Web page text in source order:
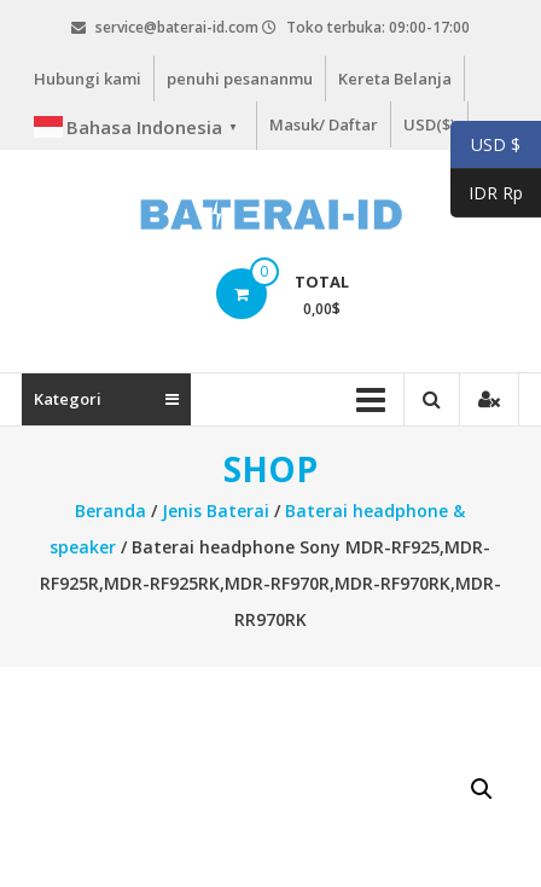
service@baterai-id.com Toko terbuka: 09:00-17:00
Hubungi kami penuhi pesananmu Kereta Belanja
Bahasa Indonesia ▼ Masuk/ Daftar USD($)
id.com
0 TOTAL
0,00$
Kategori
SHOP
Beranda / Jenis Baterai / Baterai headphone &
speaker / Baterai headphone Sony MDR-RF925,MDR-
RF925R,MDR-RF925RK,MDR-RF970R,MDR-RF970RK,MDR-
RR970RK
USD $
IDR Rp